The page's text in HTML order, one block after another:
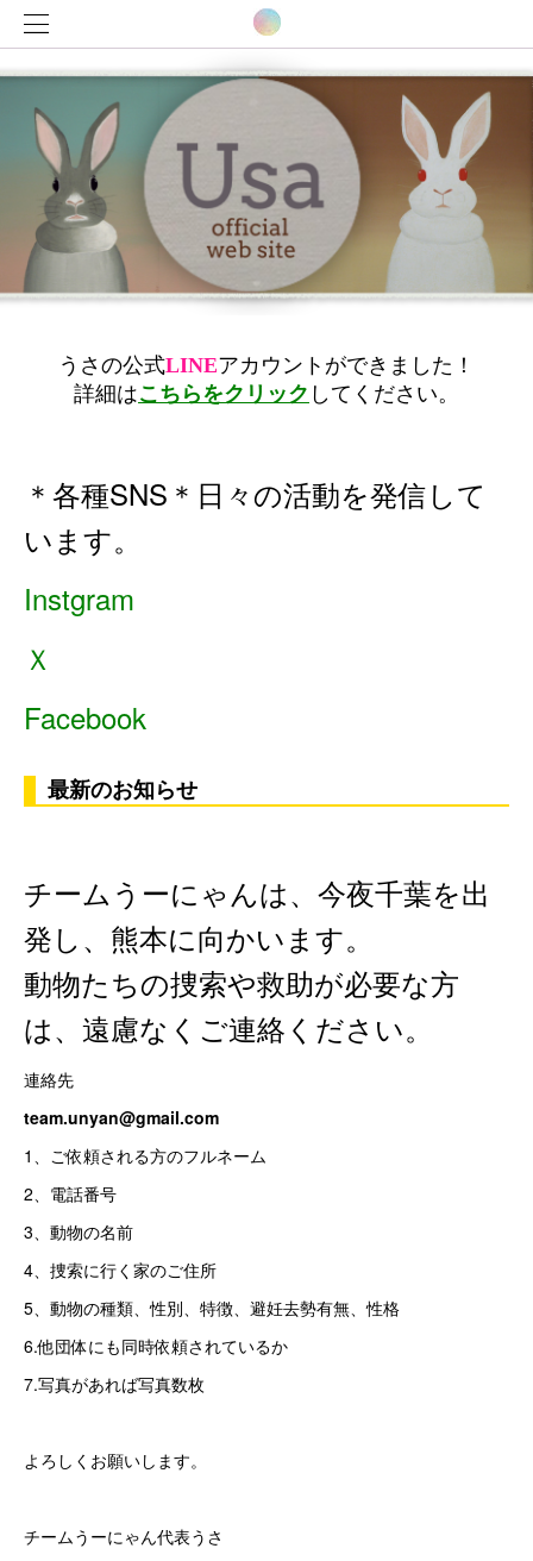
＊各種SNS＊日々の活動を発信して
います。
Instgram
Ｘ
Facebook
チームうーにゃんは、今夜千葉を出
発し、熊本に向かいます。
動物たちの捜索や救助が必要な方
は、遠慮なくご連絡ください。
連絡先
team.unyan@gmail.com
1、ご依頼される方のフルネーム
2、電話番号
3、動物の名前
4、捜索に行く家のご住所
5、動物の種類、性別、特徴、避妊去勢有無、性格
6.他団体にも同時依頼されているか
7.写真があれば写真数枚
よろしくお願いします。
チームうーにゃん代表うさ